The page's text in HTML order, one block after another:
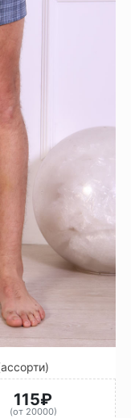
115₽
(от 20000)